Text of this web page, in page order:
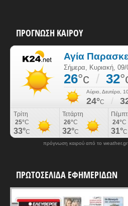
ΠΡΟΓΝΩΣΗ ΚΑΙΡΟΥ
πρόγνωση καιρού από το weather.gr
ΠΡΩΤΟΣΕΛΙΔΑ ΕΦΗΜΕΡΙΔΩΝ